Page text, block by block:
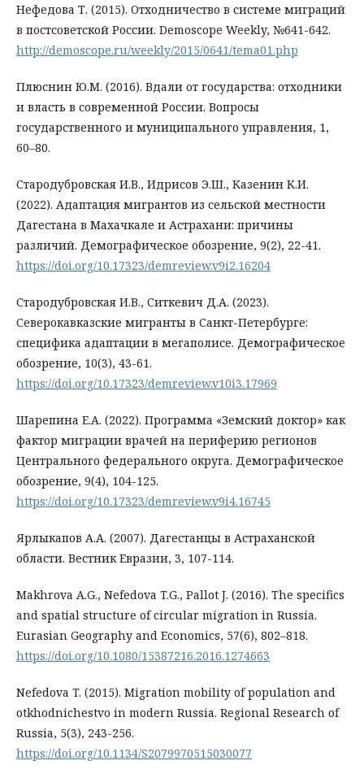
Нефедова Т. (2015). Отходничество в системе миграций
в постсоветской России. Demoscope Weekly, №641-642.
http://demoscope.ru/weekly/2015/0641/tema01.php
Плюснин Ю.М. (2016). Вдали от государства: отходники
и власть в современной России. Вопросы
государственного и муниципального управления, 1,
60–80.
Стародубровская И.В., Идрисов Э.Ш., Казенин К.И.
(2022). Адаптация мигрантов из сельской местности
Дагестана в Махачкале и Астрахани: причины
различий. Демографическое обозрение, 9(2), 22-41.
https://doi.org/10.17323/demreview.v9i2.16204
Стародубровская И.В., Ситкевич Д.А. (2023).
Северокавказские мигранты в Санкт-Петербурге:
специфика адаптации в мегаполисе. Демографическое
обозрение, 10(3), 43-61.
https://doi.org/10.17323/demreview.v10i3.17969
Шарепина Е.А. (2022). Программа «Земский доктор» как
фактор миграции врачей на периферию регионов
Центрального федерального округа. Демографическое
обозрение, 9(4), 104-125.
https://doi.org/10.17323/demreview.v9i4.16745
Ярлыкапов А.A. (2007). Дагестанцы в Астраханской
области. Вестник Евразии, 3, 107-114.
Makhrova A.G., Nefedova T.G., Pallot J. (2016). The specifics
and spatial structure of circular migration in Russia.
Eurasian Geography and Economics, 57(6), 802–818.
https://doi.org/10.1080/15387216.2016.1274663
Nefedova T. (2015). Migration mobility of population and
otkhodnichestvo in modern Russia. Regional Research of
Russia, 5(3), 243-256.
https://doi.org/10.1134/S2079970515030077